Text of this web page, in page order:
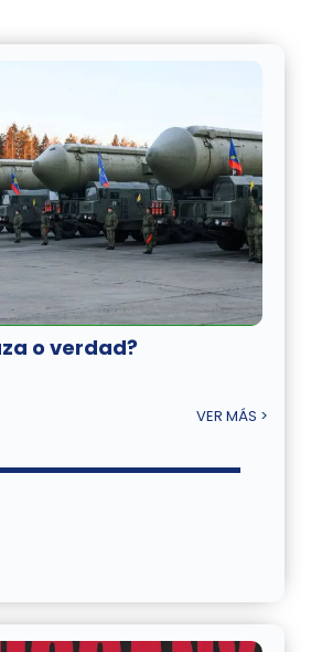
o verdad?
VER MÁS >